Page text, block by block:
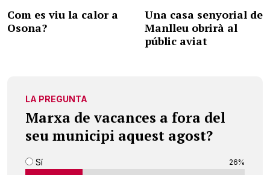
Com es viu la calor a
Osona?
Una casa senyorial de
Manlleu obrirà al
públic aviat
LA PREGUNTA
Marxa de vacances a fora del
seu municipi aquest agost?
Sí 26%